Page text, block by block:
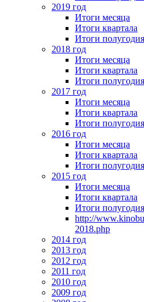
2019 год
Итоги месяца
Итоги квартала
Итоги полугодия
2018 год
Итоги месяца
Итоги квартала
Итоги полугодия
2017 год
Итоги месяца
Итоги квартала
Итоги полугодия
2016 год
Итоги месяца
Итоги квартала
Итоги полугодия
2015 год
Итоги месяца
Итоги квартала
Итоги полугодия
http://
2018.php
2014 год
2013 год
2012 год
2011 год
2010 год
2009 год